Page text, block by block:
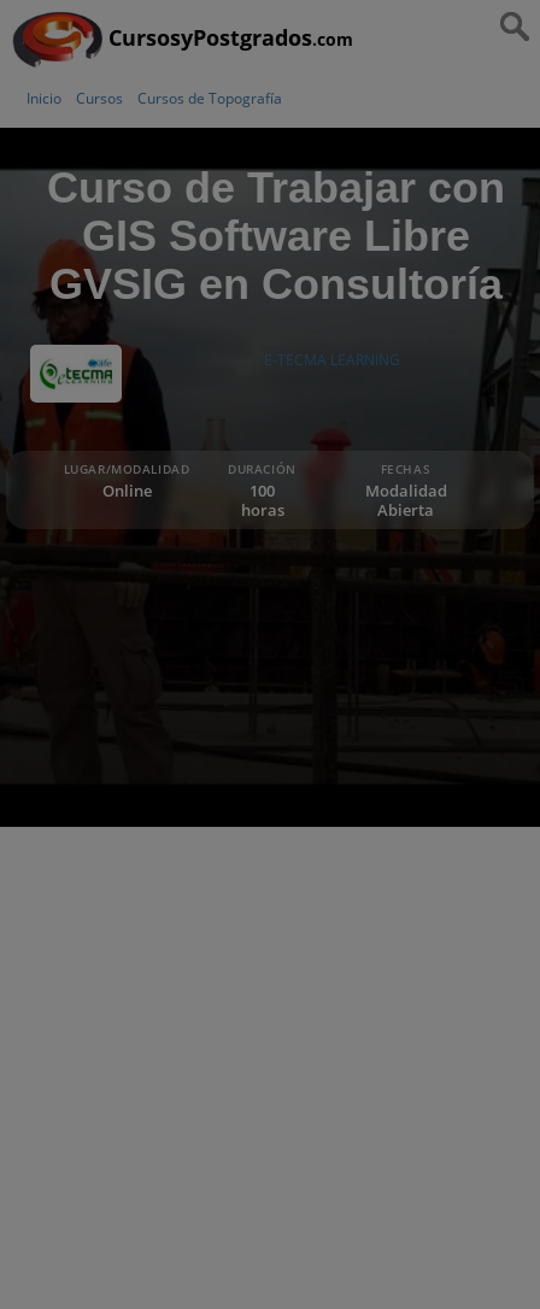
CursosyPostgrados.com
Inicio Cursos Cursos de Topografía
Curso de Trabajar con
GIS Software Libre
GVSIG en Consultoría
E-TECMA LEARNING
LUGAR/MODALIDAD
Online
DURACIÓN
100
horas
FECHAS
Modalidad
Abierta